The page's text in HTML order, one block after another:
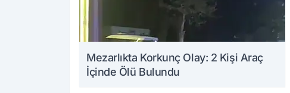
Mezarlıkta Korkunç Olay: 2 Kişi Araç
İçinde Ölü Bulundu